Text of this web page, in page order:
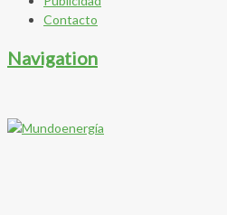
Contacto
Navigation